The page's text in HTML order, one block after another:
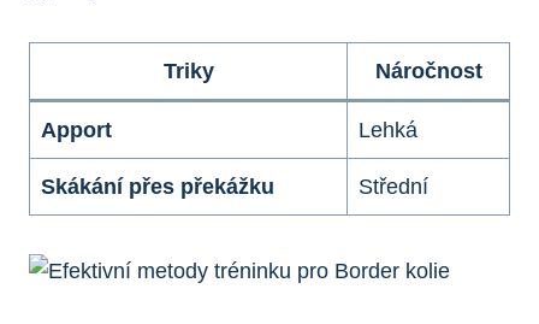
Triky Náročnost
Apport Lehká
Skákání přes překážku Střední